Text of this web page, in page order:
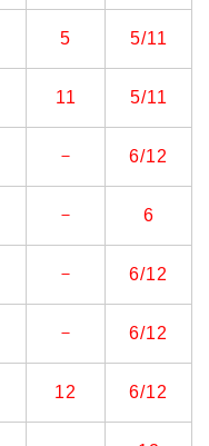
5 5/11
11 5/11
－ 6/12
－ 6
－ 6/12
－ 6/12
12 6/12